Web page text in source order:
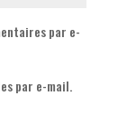
par e-
par e-mail.